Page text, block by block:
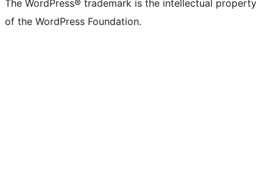
The WordPress® trademark is the intellectual property
of the WordPress Foundation.